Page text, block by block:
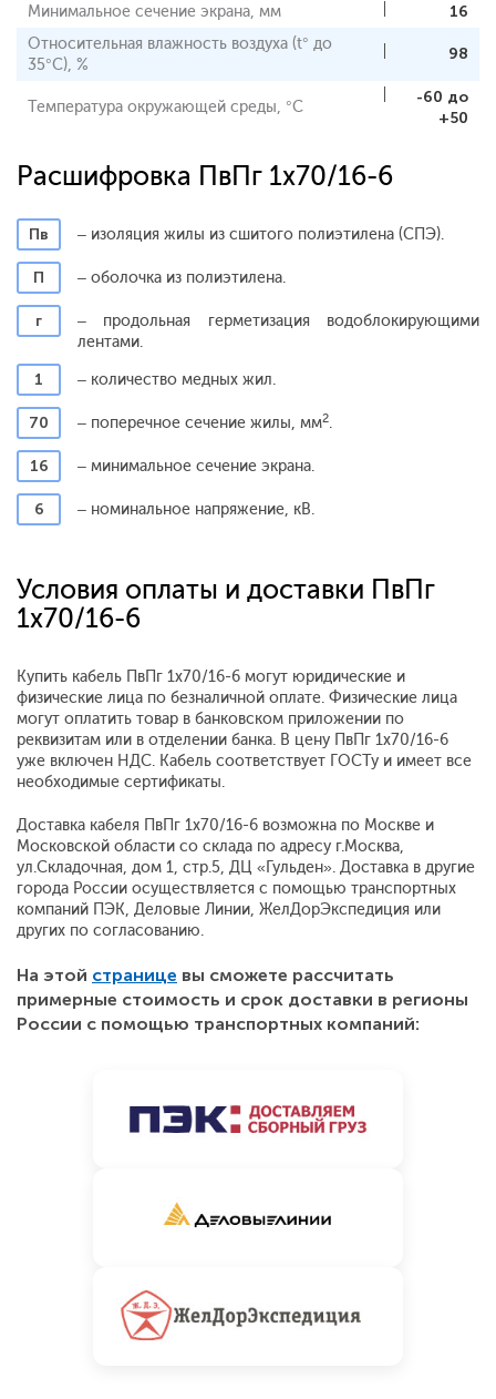
Минимальное сечение экрана, мм
16
Относительная влажность воздуха (t° до
35°С), %
98
Температура окружающей среды, °С
-60 до
+50
Расшифровка ПвПг 1x70/16-6
Пв – изоляция жилы из сшитого полиэтилена (СПЭ).
П – оболочка из полиэтилена.
г
– продольная герметизация водоблокирующими
лентами.
1
– количество медных жил.
70 – поперечное сечение жилы, мм2.
16 – минимальное сечение экрана.
6 – номинальное напряжение, кВ.
Условия оплаты и доставки ПвПг
1x70/16-6
Купить кабель ПвПг 1x70/16-6 могут юридические и
физические лица по безналичной оплате. Физические лица
могут оплатить товар в банковском приложении по
реквизитам или в отделении банка. В цену ПвПг 1x70/16-6
уже включен НДС. Кабель соответствует ГОСТу и имеет все
необходимые сертификаты.
Доставка кабеля ПвПг 1x70/16-6 возможна по Москве и
Московской области со склада по адресу г.Москва,
ул.Складочная, дом 1, стр.5, ДЦ «Гульден». Доставка в другие
города России осуществляется с помощью транспортных
компаний ПЭК, Деловые Линии, ЖелДорЭкспедиция или
других по согласованию.
На этой странице вы сможете рассчитать
примерные стоимость и срок доставки в регионы
России с помощью транспортных компаний: